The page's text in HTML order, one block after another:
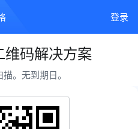
登录
维码解决方案
。无到期日。